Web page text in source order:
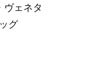
ヴェネタ
グ